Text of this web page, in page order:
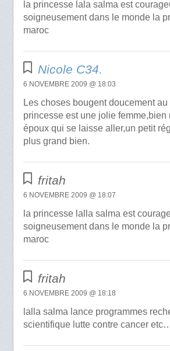
la princesse lala salma est
soigneusement dans le monde la
maroc
Nicole C34.
6 NOVEMBRE 2009 @ 18:03
Les choses bougent doucement au
princesse est une jolie femme,bien
époux qui se laisse aller,un petit
plus grand bien.
fritah
6 NOVEMBRE 2009 @ 18:07
la princesse lalla salma est
soigneusement dans le monde la
maroc
fritah
6 NOVEMBRE 2009 @ 18:18
lalla salma lance programmes
scientifique lutte contre cancer